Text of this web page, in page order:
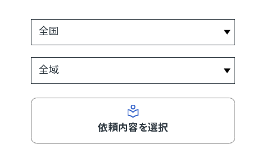
依頼内容を選択